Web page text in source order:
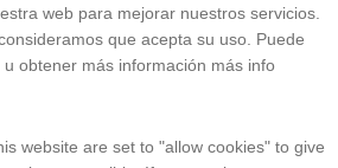
web para mejorar nuestros servicios.
que acepta su uso. Puede
obtener más información más info
website are set to "allow cookies" to give